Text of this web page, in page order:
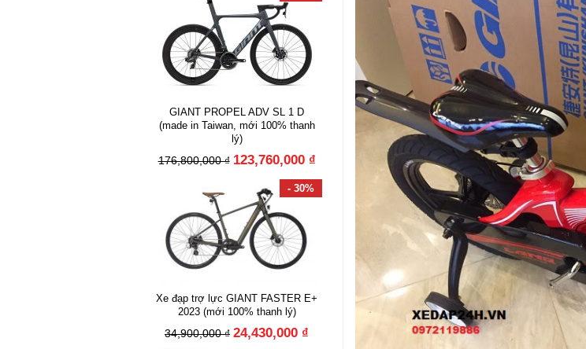
GIANT PROPEL ADV SL 1 D
(made in Taiwan, mới 100% thanh
lý)
176,800,000 ₫ 123,760,000 ₫
- 30%
Xe đạp trợ lực GIANT FASTER E+
2023 (mới 100% thanh lý)
34,900,000 ₫ 24,430,000 ₫